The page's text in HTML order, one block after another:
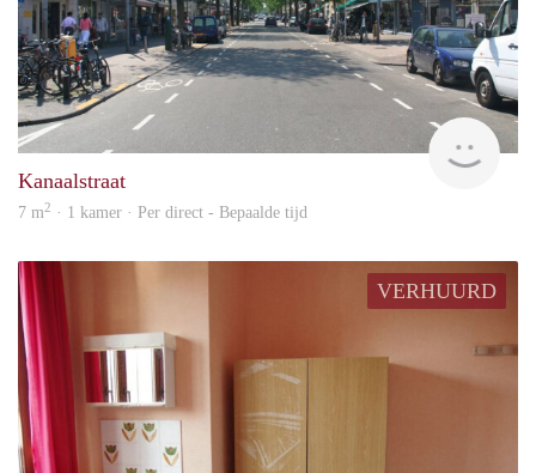
Kanaalstraat
7 m2 · 1 kamer · Per direct - Bepaalde tijd
VERHUURD